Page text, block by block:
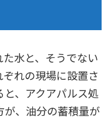
水と、そうでない
れの現場に設置さ
、アクアパルス処
、油分の蓄積量が